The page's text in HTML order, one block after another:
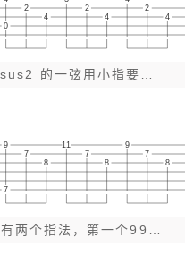
0
2
4
2
4
2
4
9
7
7
8
11
7
8
9
7
8